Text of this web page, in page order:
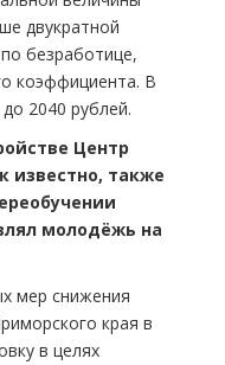
двукратной
безработице,
коэффициента. В
2040 рублей.
Центр
известно, также
молодёжь на
мер снижения
края в
в целях